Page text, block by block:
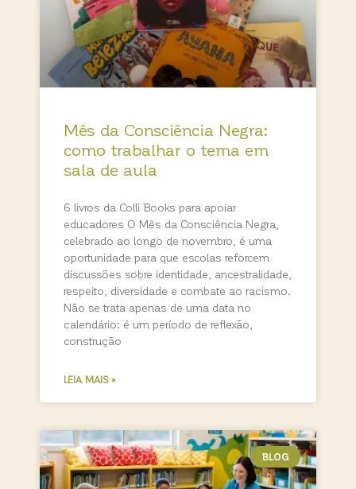
Mês da Consciência Negra:
como trabalhar o tema em
sala de aula
6 livros da Colli Books para apoiar
educadores O Mês da Consciência Negra,
celebrado ao longo de novembro, é uma
oportunidade para que escolas reforcem
discussões sobre identidade, ancestralidade,
respeito, diversidade e combate ao racismo.
Não se trata apenas de uma data no
calendário: é um período de reflexão,
construção
LEIA MAIS »
BLOG